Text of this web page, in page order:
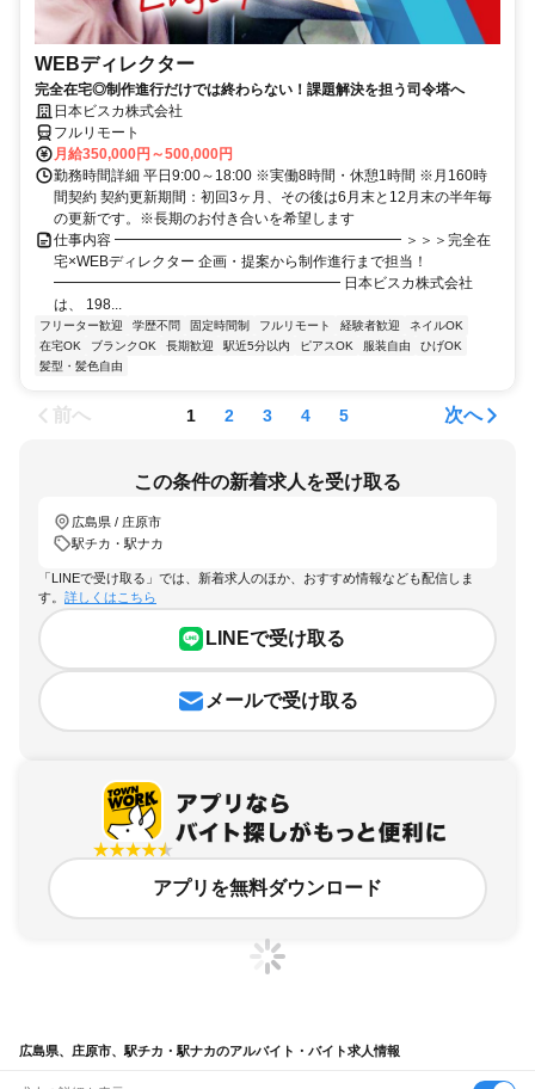
WEBディレクター
完全在宅◎制作進行だけでは終わらない！課題解決を担う司令塔へ
日本ビスカ株式会社
フルリモート
月給350,000円～500,000円
勤務時間詳細 平日9:00～18:00 ※実働8時間・休憩1時間 ※月160時
間契約 契約更新期間：初回3ヶ月、その後は6月末と12月末の半年毎
の更新です。※長期のお付き合いを希望します
仕事内容 ━━━━━━━━━━━━━━━━━━━━ ＞＞＞完全在
宅×WEBディレクター 企画・提案から制作進行まで担当！
━━━━━━━━━━━━━━━━━━━━ 日本ビスカ株式会社
は、 198...
フリーター歓迎 学歴不問 固定時間制 フルリモート 経験者歓迎
ネイルOK
在宅OK
ブランクOK 長期歓迎 駅近5分以内 ピアスOK 服装自由
ひげOK
髪型・髪色自由
前へ 1 2 3 4 5 次へ
この条件の新着求人を受け取る
広島県 / 庄原市
駅チカ・駅ナカ
「LINEで受け取る」では、新着求人のほか、おすすめ情報なども配信しま
す。 詳しくはこちら
LINEで受け取る
メールで受け取る
アプリを無料ダウンロード
広島県、庄原市、駅チカ・駅ナカのアルバイト・バイト求人情報